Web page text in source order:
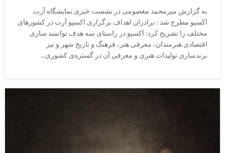
به گزارش میرمحمد معصومی در نشست خبری نمایشگاه آرت
اکسپو مطرح شد :‌ برادران اهداف برگزاری اکسپو آرت در کشورهای
مختلف را تشریح کرد: اکسپو در راستای سه هدف توانمند سازی
اقتصادی هنرمندان، معرفی هنر، فرهنگ و تاریخ شهر و نیز
برندسازی تولیدات هنری و معرفی آن در گستره‌ی کشوری...